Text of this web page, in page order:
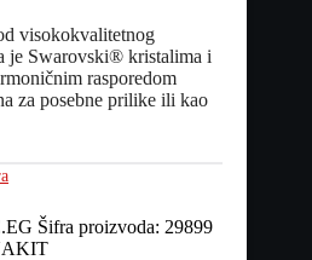
visokokvalitetnog
je Swarovski® kristalima i
rasporedom
za posebne prilike ili kao
Šifra proizvoda: 29899